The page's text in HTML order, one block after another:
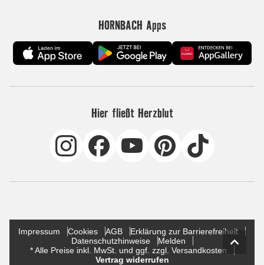
HORNBACH Apps
Hier fließt Herzblut
Impressum Cookies AGB
Erklärung zur Barrierefreiheit
Datenschutzhinweise
Melden
* Alle Preise inkl. MwSt. und ggf. zzgl. Versandkosten
Vertrag widerrufen